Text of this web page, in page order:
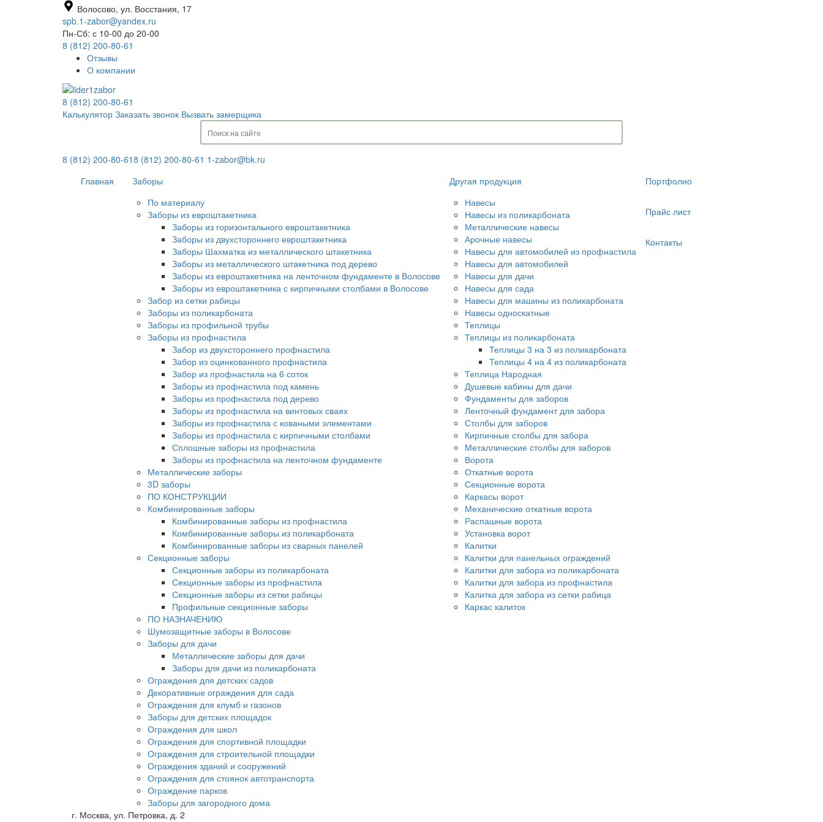
Волосово, ул. Восстания, 17
spb.1-zabor@yandex.ru
Пн-Сб: с 10-00 до 20-00
8 (812) 200-80-61
Отзывы
О компании
8 (812) 200-80-61
Калькулятор Заказать звонок Вызвать замерщика
8 (812) 200-80-61
Главная
Заборы
По материалу
Заборы из евроштакетника
Заборы из горизонтального евроштакетника
Заборы из двухстороннего евроштакетника
Заборы Шахматка из металлического штакетника
Заборы из металлического штакетника под дерево
Заборы из евроштакетника на ленточном фундаменте в Волосове
Заборы из евроштакетника с кирпичными столбами в Волосове
Забор из сетки рабицы
Заборы из поликарбоната
Заборы из профильной трубы
Заборы из профнастила
Забор из двухстороннего профнастила
Забор из оцинкованного профнастила
Забор из профнастила на 6 соток
Заборы из профнастила под камень
Заборы из профнастила под дерево
Заборы из профнастила на винтовых сваях
Заборы из профнастила с коваными элементами
Заборы из профнастила с кирпичными столбами
Сплошные заборы из профнастила
Заборы из профнастила на ленточном фундаменте
Металлические заборы
3D заборы
ПО КОНСТРУКЦИИ
Комбинированные заборы
Комбинированные заборы из профнастила
Комбинированные заборы из поликарбоната
Комбинированные заборы из сварных панелей
Секционные заборы
Секционные заборы из поликарбоната
Секционные заборы из профнастила
Секционные заборы из сетки рабицы
Профильные секционные заборы
ПО НАЗНАЧЕНИЮ
Шумозащитные заборы в Волосове
Заборы для дачи
Металлические заборы для дачи
Заборы для дачи из поликарбоната
Ограждения для детских садов
Декоративные ограждения для сада
Ограждения для клумб и газонов
Заборы для детских площадок
Ограждения для школ
Ограждения для спортивной площадки
Ограждения для строительной площадки
Ограждения зданий и сооружений
Ограждения для стоянок автотранспорта
Ограждение парков
Заборы для загородного дома
Другая продукция
Навесы
Навесы из поликарбоната
Металлические навесы
Арочные навесы
Навесы для автомобилей из профнастила
Навесы для автомобилей
Навесы для дачи
Навесы для сада
Навесы для машины из поликарбоната
Навесы односкатные
Теплицы
Теплицы из поликарбоната
Теплицы 3 на 3 из поликарбоната
Теплицы 4 на 4 из поликарбоната
Теплица Народная
Душевые кабины для дачи
Фундаменты для заборов
Ленточный фундамент для забора
Столбы для заборов
Кирпичные столбы для забора
Металлические столбы для заборов
Ворота
Откатные ворота
Секционные ворота
Каркасы ворот
Механические откатные ворота
Распашные ворота
Установка ворот
Калитки
Калитки для панельных ограждений
Калитки для забора из поликарбоната
Калитки для забора из профнастила
Калитка для забора из сетки рабица
Каркас калиток
Портфолио
Прайс лист
Контакты
8 (812) 200-80-61 1-zabor@bk.ru
г. Москва, ул. Петровка, д. 2